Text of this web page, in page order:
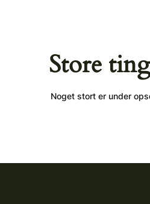
Store
Noget stort er under